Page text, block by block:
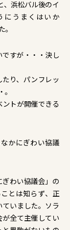
、浜松バル後のイ
にうまくはいか
すが・・・決し
り、パンフレッ
トが開催できる
かにぎわい協議
わい協議会」の
とは知らず、正
いました。ソラ
全て主催してい